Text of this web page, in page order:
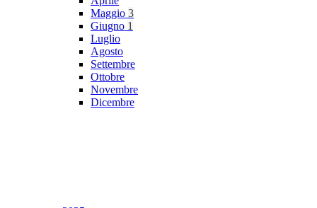
Maggio 3
Giugno 1
Luglio
Agosto
Settembre
Ottobre
Novembre
Dicembre